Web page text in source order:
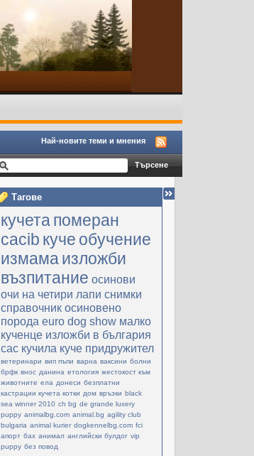
Най-новите теми и мнения
Тагове
кучетапомеран
cacib куче обучение
измамаизложби
възпитание осинови
очи на четири лапи снимки
справочник осиновено
порода еuro dog show малко
кученце изложби в българия
cac кучила куче придружител
ветеринари вип пъпи варна ваксини болни
брфк внос данина етология жестокост към
животните ела донеси безплатни
кастрации кучета котки дом връзки black
sea winner 2010 ch bg de grande luxery
puppy animalbg.com animal.bg agility club
bulgaria animal kurier dogkennelbg.com fci
апорт бах анимал английски булдог vip
puppy без повод